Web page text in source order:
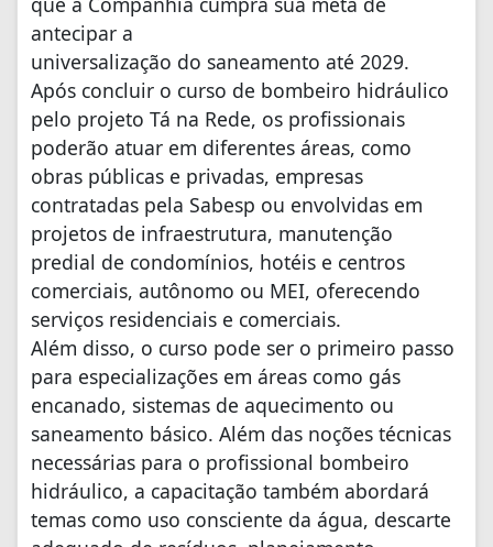
antecipar a
universalização do saneamento até 2029.
Após concluir o curso de bombeiro hidráulico
pelo projeto Tá na Rede, os profissionais
poderão atuar em diferentes áreas, como
obras públicas e privadas, empresas
contratadas pela Sabesp ou envolvidas em
projetos de infraestrutura, manutenção
predial de condomínios, hotéis e centros
comerciais, autônomo ou MEI, oferecendo
serviços residenciais e comerciais.
Além disso, o curso pode ser o primeiro passo
para especializações em áreas como gás
encanado, sistemas de aquecimento ou
saneamento básico. Além das noções técnicas
necessárias para o profissional bombeiro
hidráulico, a capacitação também abordará
temas como uso consciente da água, descarte